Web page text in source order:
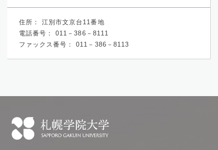
住所：
江別市文京台11番地
電話番号：
011－386－8111
ファックス番号：
011－386－8113